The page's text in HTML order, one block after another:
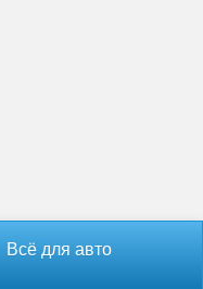
Всё для авто